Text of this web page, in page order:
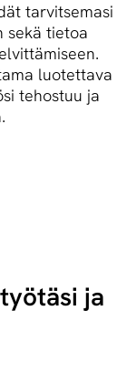
tarvitsemasi
sekä tietoa
luotettava
tehostuu ja
ja